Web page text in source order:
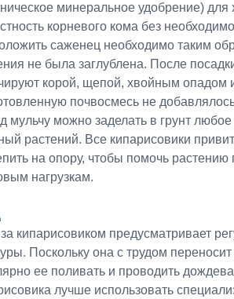
минеральное удобрение) для
корневого кома без
саженец необходимо таким
не была заглублена. После
корой, щепой, хвойным опадом
почвосмесь не
мульчу можно заделать в грунт
растений. Все кипарисовики
на опору, чтобы помочь растению
нагрузкам.
кипарисовиком предусматривает
Поскольку она с трудом
ее поливать и проводить
лучше использовать